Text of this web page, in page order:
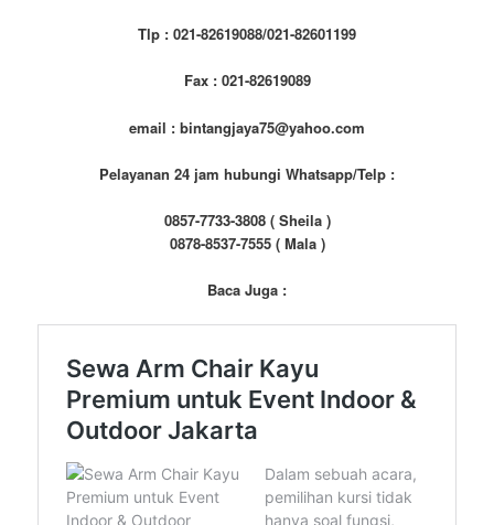
Tlp : 021-82619088/021-82601199
Fax : 021-82619089
email : bintangjaya75@yahoo.com
Pelayanan 24 jam hubungi Whatsapp/Telp :
0857-7733-3808 ( Sheila )
0878-8537-7555 ( Mala )
Baca Juga :